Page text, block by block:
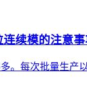
续模的注意
。每次批量生